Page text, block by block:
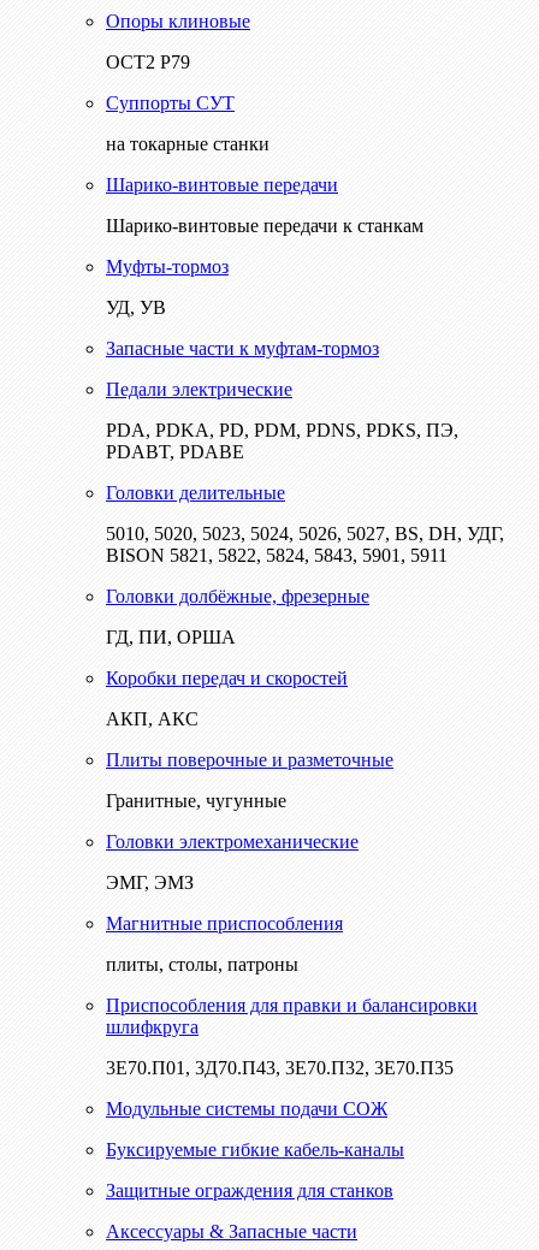
Опоры клиновые
ОСТ2 Р79
Суппорты СУТ
на токарные станки
Шарико-винтовые передачи
Шарико-винтовые передачи к станкам
Муфты-тормоз
УД, УВ
Запасные части к муфтам-тормоз
Педали электрические
PDA, PDKA, PD, PDM, PDNS, PDKS, ПЭ,
PDABT, PDABE
Головки делительные
5010, 5020, 5023, 5024, 5026, 5027, BS, DH, УДГ,
BISON 5821, 5822, 5824, 5843, 5901, 5911
Головки долбёжные, фрезерные
ГД, ПИ, ОРША
Коробки передач и скоростей
АКП, АКС
Плиты поверочные и разметочные
Гранитные, чугунные
Головки электромеханические
ЭМГ, ЭМЗ
Магнитные приспособления
плиты, столы, патроны
Приспособления для правки и балансировки
шлифкруга
3Е70.П01, 3Д70.П43, 3Е70.П32, 3Е70.П35
Модульные системы подачи СОЖ
Буксируемые гибкие кабель-каналы
Защитные ограждения для станков
Аксессуары & Запасные части